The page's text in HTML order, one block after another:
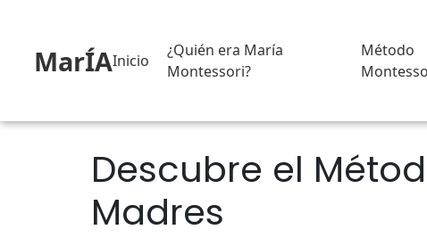
MarÍAInicio
¿Quién era María
Montessori?
Método
Descubre el
Madres